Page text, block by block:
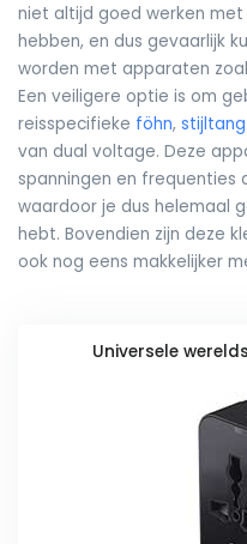
niet altijd goed werken
hebben, en dus gevaarlijk
worden met apparaten
Een veiligere optie is om
reisspecifieke föhn, stijltang
van dual voltage. Deze
spanningen en frequenties
waardoor je dus helemaal
hebt. Bovendien zijn deze
ook nog eens makkelijker
Universele